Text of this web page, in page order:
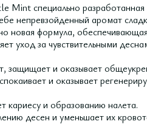
Mint cпециально разработанная
непревзойденный аромат
новая формула,
уход за чувствительными
защищает и оказывает
и оказывает
кариесу и образованию налета.
десен и уменьшает их